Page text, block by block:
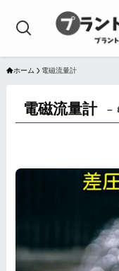
ホーム 電磁流量計
電磁流量計 –